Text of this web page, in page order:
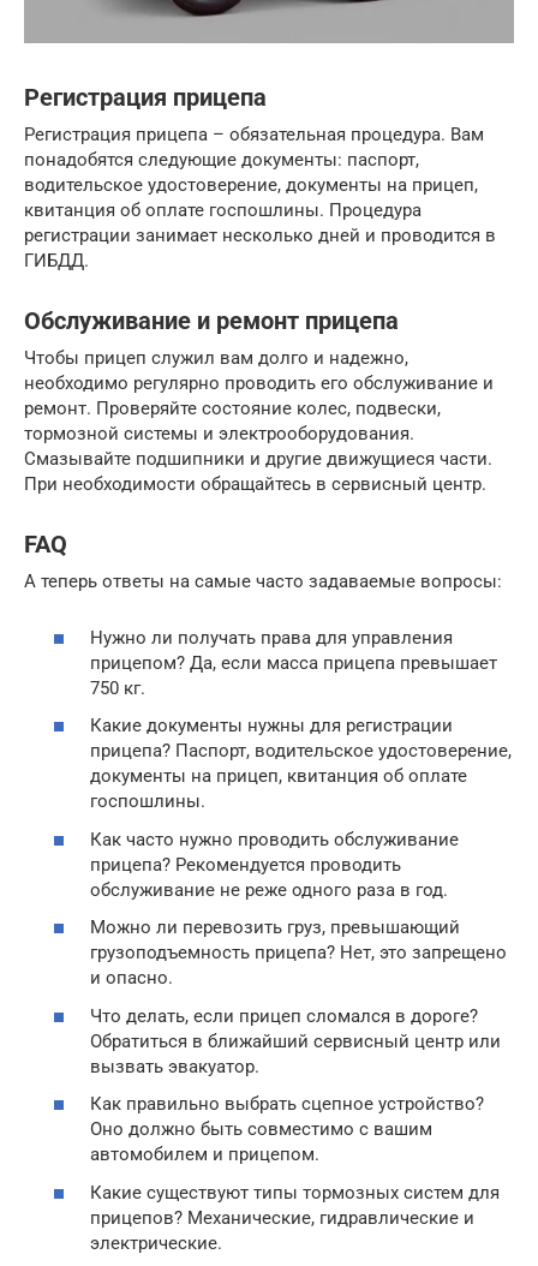
Регистрация прицепа
Регистрация прицепа – обязательная процедура. Вам
понадобятся следующие документы: паспорт,
водительское удостоверение, документы на прицеп,
квитанция об оплате госпошлины. Процедура
регистрации занимает несколько дней и проводится в
ГИБДД.
Обслуживание и ремонт прицепа
Чтобы прицеп служил вам долго и надежно,
необходимо регулярно проводить его обслуживание и
ремонт. Проверяйте состояние колес, подвески,
тормозной системы и электрооборудования.
Смазывайте подшипники и другие движущиеся части.
При необходимости обращайтесь в сервисный центр.
FAQ
А теперь ответы на самые часто задаваемые вопросы:
Нужно ли получать права для управления
прицепом? Да, если масса прицепа превышает
750 кг.
Какие документы нужны для регистрации
прицепа? Паспорт, водительское удостоверение,
документы на прицеп, квитанция об оплате
госпошлины.
Как часто нужно проводить обслуживание
прицепа? Рекомендуется проводить
обслуживание не реже одного раза в год.
Можно ли перевозить груз, превышающий
грузоподъемность прицепа? Нет, это запрещено
и опасно.
Что делать, если прицеп сломался в дороге?
Обратиться в ближайший сервисный центр или
вызвать эвакуатор.
Как правильно выбрать сцепное устройство?
Оно должно быть совместимо с вашим
автомобилем и прицепом.
Какие существуют типы тормозных систем для
прицепов? Механические, гидравлические и
электрические.